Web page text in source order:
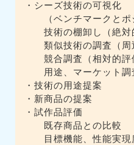
・シーズ技術の可視化
（ベンチマークとポ
技術の棚卸し（絶対
類似技術の調査（周
競合調査（相対的評
用途、マーケット調
・技術の用途提案
・新商品の提案
・試作品評価
既存商品との比較
目標機能、性能実現